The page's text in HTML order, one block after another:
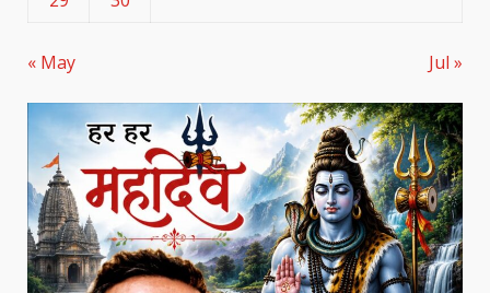
« May Jul »